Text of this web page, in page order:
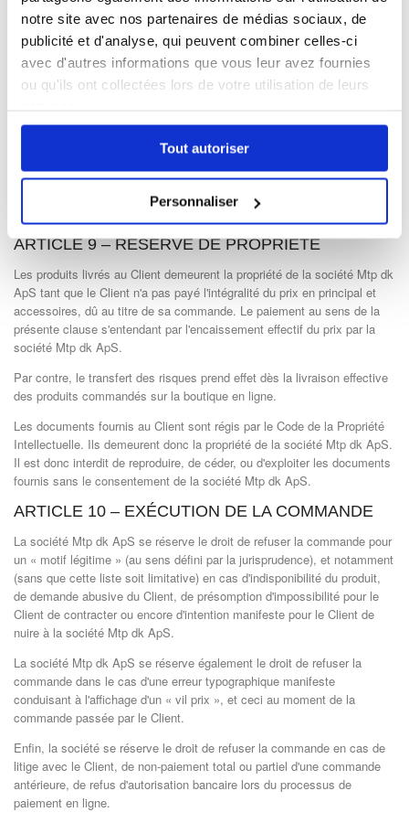
notre site avec nos partenaires de médias sociaux, de
publicité et d'analyse, qui peuvent combiner celles-ci
avec d'autres informations que vous leur avez fournies
ou qu'ils ont collectées lors de votre utilisation de leurs
Tout autoriser
Personnaliser
web est sécurisé et indique que notre société a pris des mesures de
sécurité pour protéger les numéros de cartes de crédit des clients et
autres informations sensibles. Cliquez
pour en lire plus.
Mobile24 a reçu la confiance de Trustpilot™, une autre organisation de
une surveillance régulière sur le site en passant des commandes
inopinées et nous n'avons pas reçu de plaintes jusqu'à présent sur la
Mobile24.frest également évalué par Fianet de
manière indépendante. l'achat sur un site évalué par Fianet garantit au
client que la société est auditée en temps réel sur la qualité de son
service client, de sa sécurité et de ses prestations.
ARTICLE 9 – RÉSERVE DE PROPRIÉTÉ
Les produits livrés au Client demeurent la propriété de la société Mtp dk
ApS tant que le Client n'a pas payé l'intégralité du prix en principal et
accessoires, dû au titre de sa commande. Le paiement au sens de la
présente clause s'entendant par l'encaissement effectif du prix par la
société Mtp dk ApS.
Par contre, le transfert des risques prend effet dès la livraison effective
des produits commandés sur la boutique en ligne.
Les documents fournis au Client sont régis par le Code de la Propriété
Intellectuelle. Ils demeurent donc la propriété de la société Mtp dk ApS.
Il est donc interdit de reproduire, de céder, ou d'exploiter les documents
fournis sans le consentement de la société Mtp dk ApS.
ARTICLE 10 – EXÉCUTION DE LA COMMANDE
La société Mtp dk ApS se réserve le droit de refuser la commande pour
un « motif légitime » (au sens défini par la jurisprudence), et notamment
(sans que cette liste soit limitative) en cas d'indisponibilité du produit,
de demande abusive du Client, de présomption d'impossibilité pour le
Client de contracter ou encore d'intention manifeste pour le Client de
nuire à la société Mtp dk ApS.
La société Mtp dk ApS se réserve également le droit de refuser la
commande dans le cas d'une erreur typographique manifeste
conduisant à l'affichage d'un « vil prix », et ceci au moment de la
commande passée par le Client.
Enfin, la société se réserve le droit de refuser la commande en cas de
litige avec le Client, de non-paiement total ou partiel d'une commande
antérieure, de refus d'autorisation bancaire lors du processus de
paiement en ligne.